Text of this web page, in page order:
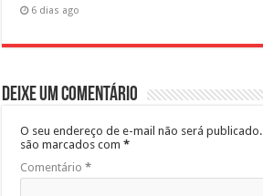
6 dias ago
Deixe um comentário
O seu endereço de e-mail não será publicado.
são marcados com*
Comentário*